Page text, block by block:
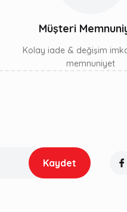
Müşteri
Kolay iade & değişim
memnuniyet
Kaydet